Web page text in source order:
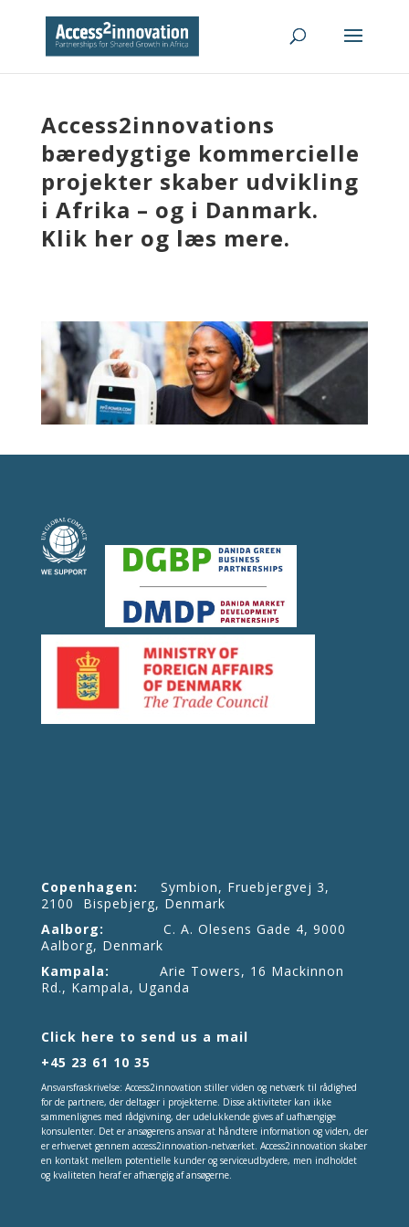
Access2innovations
bæredygtige kommercielle
projekter skaber udvikling
i Afrika – og i Danmark.
Klik her og læs mere.
Copenhagen: Symbion, Fruebjergvej 3,
2100 Bispebjerg, Denmark
Aalborg: C. A. Olesens Gade 4, 9000
Aalborg, Denmark
Kampala: Arie Towers, 16 Mackinnon
Rd., Kampala, Uganda
Click here to send us a mail
+45 23 61 10 35
Ansvarsfraskrivelse: Access2innovation stiller viden og netværk til rådighed
for de partnere, der deltager i projekterne. Disse aktiviteter kan ikke
sammenlignes med rådgivning, der udelukkende gives af uafhængige
konsulenter. Det er ansøgerens ansvar at håndtere information og viden, der
er erhvervet gennem access2innovation-netværket. Access2innovation skaber
en kontakt mellem potentielle kunder og serviceudbydere, men indholdet
og kvaliteten heraf er afhængig af ansøgerne.